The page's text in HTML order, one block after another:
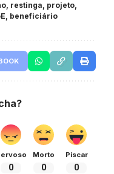
restinga projeto
beneficiário
0
Morto
0
Piscar
0